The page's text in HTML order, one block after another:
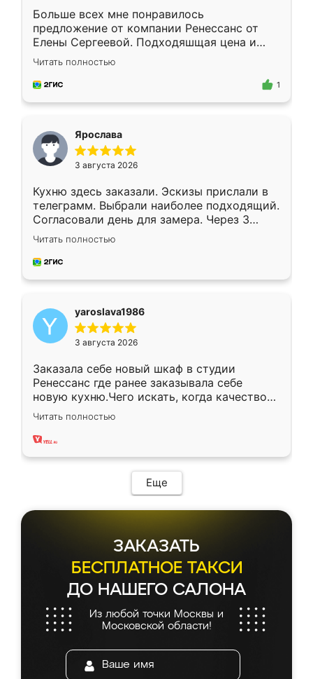
Больше всех мне понравилось
предложение от компании Ренессанс от
Елены Сергеевой. Подходяшщая цена и
короткие сроки изготовления. Приехавший
для замера сотрудник Владислав
предложил по моему эскизу самый
Читать полностью
1
Ярослава
3 августа 2026
Кухню здесь заказали. Эскизы прислали в
телеграмм. Выбрали наиболее подходящий.
Согласовали день для замера. Через 3
недели кухня была уже готова. Остались
довольны работой. Спасибо Ренессанс
мебель за качественную работу!
Читать полностью
yaroslava1986
3 августа 2026
Заказала себе новый шкаф в студии
Ренессанс где ранее заказывала себе
новую кухню.Чего искать, когда качеством
вполне довольна. Служит кухня уже почти
два года, нареканий нет.
Читать полностью
Еще
ЗАКАЗАТЬ
БЕСПЛАТНОЕ ТАКСИ
ДО НАШЕГО САЛОНА
Из любой точки Москвы и
Московской области!